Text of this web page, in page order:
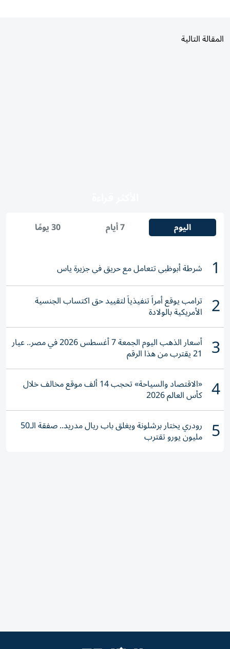
المقالة التالية
اليوم 7 أيام 30 يومًا
1 شرطة أبوظبي تتعامل مع حريق في جزيرة ياس
2 ترامب يوقع أمراً تنفيذياً لتقييد حق اكتساب الجنسية
الأمريكية بالولادة
3 أسعار الذهب اليوم الجمعة 7 أغسطس 2026 في مصر.. عيار
21 يقترب من هذا الرقم
4 «الاقتصاد والسياحة» تحجب 14 ألف موقع مخالف خلال
كأس العالم 2026
5 رودري يختار برشلونة ويغلق باب ريال مدريد.. صفقة الـ50
مليون يورو تقترب